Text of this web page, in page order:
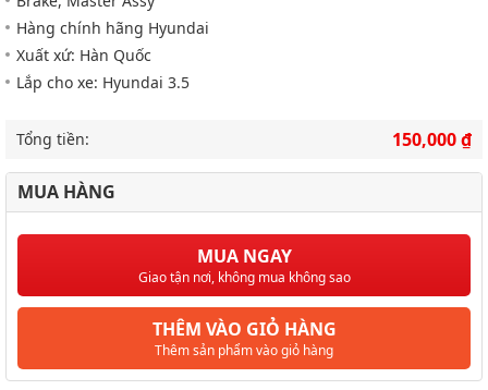
Hàng chính hãng Hyundai
Xuất xứ: Hàn Quốc
Lắp cho xe: Hyundai 3.5
Tổng tiền: 150,000 ₫
MUA HÀNG
MUA NGAY
Giao tận nơi, không mua không sao
THÊM VÀO GIỎ HÀNG
Thêm sản phẩm vào giỏ hàng